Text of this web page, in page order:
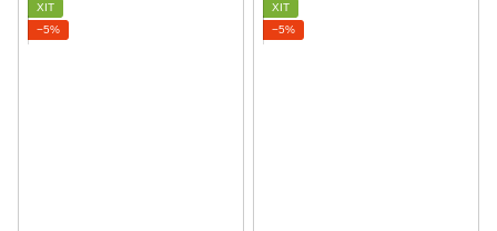
ХІТ
−5%
ХІТ
−5%